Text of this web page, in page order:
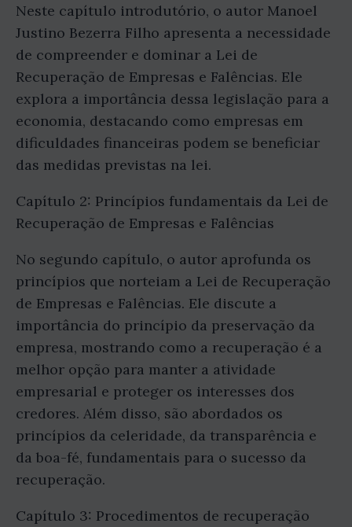
Neste capítulo introdutório, o autor Manoel
Justino Bezerra Filho apresenta a necessidade
de compreender e dominar a Lei de
Recuperação de Empresas e Falências. Ele
explora a importância dessa legislação para a
economia, destacando como empresas em
dificuldades financeiras podem se beneficiar
das medidas previstas na lei.
Capítulo 2: Princípios fundamentais da Lei de
Recuperação de Empresas e Falências
No segundo capítulo, o autor aprofunda os
princípios que norteiam a Lei de Recuperação
de Empresas e Falências. Ele discute a
importância do princípio da preservação da
empresa, mostrando como a recuperação é a
melhor opção para manter a atividade
empresarial e proteger os interesses dos
credores. Além disso, são abordados os
princípios da celeridade, da transparência e
da boa-fé, fundamentais para o sucesso da
recuperação.
Capítulo 3: Procedimentos de recuperação